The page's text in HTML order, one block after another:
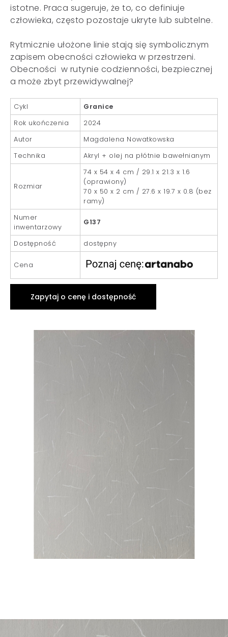
istotne. Praca sugeruje, że to, co definiuje
człowieka, często pozostaje ukryte lub subtelne.
Rytmicznie ułożone linie stają się symbolicznym
zapisem obecności człowieka w przestrzeni.
Obecności w rutynie codzienności, bezpiecznej
a może zbyt przewidywalnej?
Cykl
Granice
Rok ukończenia
2024
Autor
Magdalena Nowatkowska
Technika
Akryl + olej na płótnie bawełnianym
Rozmiar
74 x 54 x 4 cm / 29.1 x 21.3 x 1.6
(oprawiony)
70 x 50 x 2 cm / 27.6 x 19.7 x 0.8 (bez
ramy)
Numer
inwentarzowy
G137
Dostępność dostępny
Cena
Zapytaj o cenę i dostępność